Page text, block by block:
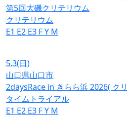
第5回大磯クリテリウム
クリテリウム
E1 E2 E3 FY M
5.3(日)
山口県山口市
2daysRace in きらら浜 2026( ク
タイムトライアル
E1 E2 E3 FY M